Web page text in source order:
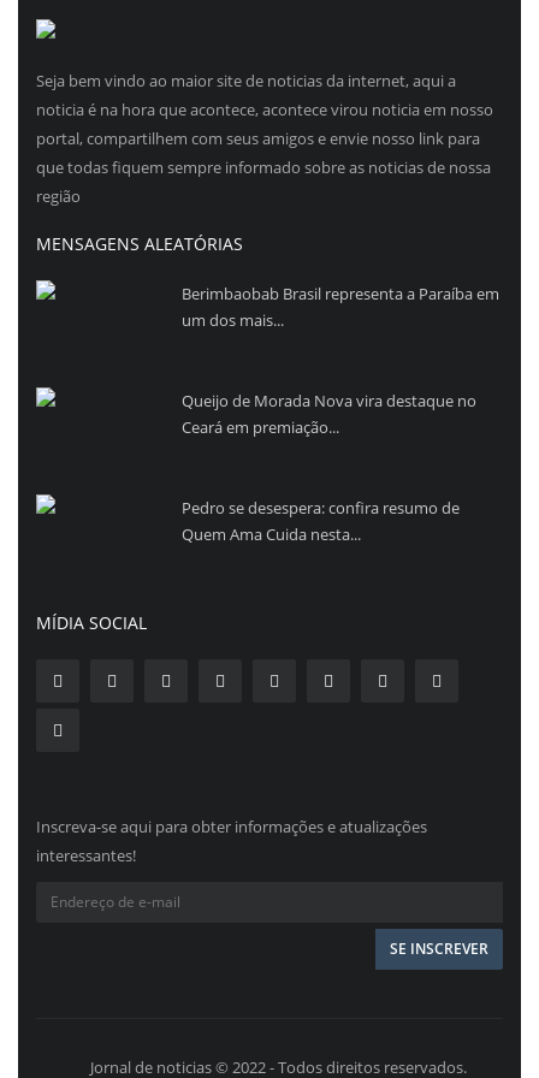
Seja bem vindo ao maior site de noticias da internet, aqui a
noticia é na hora que acontece, acontece virou noticia em nosso
portal, compartilhem com seus amigos e envie nosso link para
que todas fiquem sempre informado sobre as noticias de nossa
região
MENSAGENS ALEATÓRIAS
Berimbaobab Brasil representa a Paraíba em
um dos mais...
Queijo de Morada Nova vira destaque no
Ceará em premiação...
Pedro se desespera: confira resumo de
Quem Ama Cuida nesta...
MÍDIA SOCIAL
Inscreva-se aqui para obter informações e atualizações
interessantes!
Jornal de noticias © 2022 - Todos direitos reservados.